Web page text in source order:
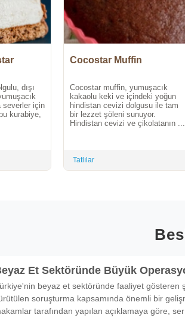
dışı
severler için
kurabiye,
Cocostar Muffin
Cocostar muffin, yumuşacık
kakaolu keki ve içindeki yoğun
hindistan cevizi dolgusu ile tam
bir lezzet şöleni sunuyor.
Hindistan cevizi ve çikolatanın ...
Tatlılar
Et Sektöründe Büyük
beyaz et sektöründe faaliyet gösteren
soruşturma kapsamında önemli bir
tarafından yapılan açıklamaya göre,